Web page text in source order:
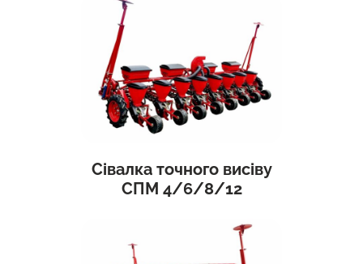
Сівалка точного висіву
СПМ 4/6/8/12